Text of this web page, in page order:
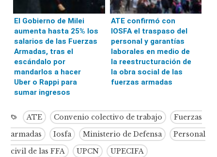
El Gobierno de Milei
aumenta hasta 25% los
salarios de las Fuerzas
Armadas, tras el
escándalo por
mandarlos a hacer
Uber o Rappi para
sumar ingresos
ATE confirmó con
IOSFA el traspaso del
personal y garantías
laborales en medio de
la reestructuración de
la obra social de las
fuerzas armadas
ATE Convenio colectivo de trabajo
Fuerzas
armadas
Iosfa Ministerio de Defensa
Personal
civil de las FFA
UPCN UPECIFA